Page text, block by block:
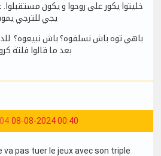
خليتوا يكور على روحوا و يكون
يجي للترجي
باهي توه باش نسلفوه؟ باش نبيعوه؟
بعد ما قالوا فلتة
08-08-2024 00:40
va pas tuer le jeux avec son triple